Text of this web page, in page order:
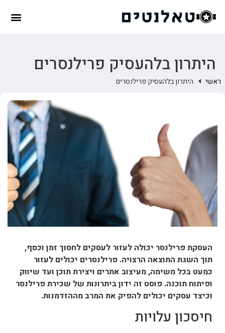
היתרון בלהעסיק פרילנסרים
ראשי היתרון בלהעסיק פרילנסרים
העסקת פרילנסר יכולה לעזור לעסקים לחסוך זמן וכסף,
תוך השגת התוצאה הרצויה. פרילנסרים יכולים לעזור
כמעט בכל משימה, מעיצוב אתרים ויצירת תוכן ועד שיווק
ופיתוח תוכנה. פוסט זה ידון ביתרונות של שכירת פרילנסר
וכיצד עסקים יכולים להפיק את המרב מההזדמנות.
חיסכון עלויות